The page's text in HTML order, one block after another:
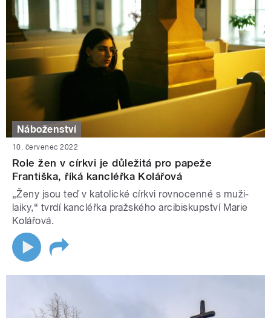
Náboženství
10. červenec 2022
Role žen v církvi je důležitá pro papeže
Františka, říká kancléřka Kolářová
„Ženy jsou teď v katolické církvi rovnocenné s muži-
laiky,“ tvrdí kancléřka pražského arcibiskupství Marie
Kolářová.